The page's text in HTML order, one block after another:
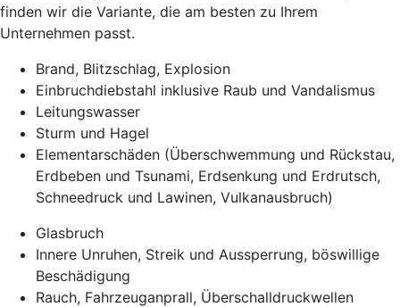
finden wir die Variante, die am besten zu Ihrem
Unternehmen passt.
Brand, Blitzschlag, Explosion
Einbruchdiebstahl inklusive Raub und Vandalismus
Leitungswasser
Sturm und Hagel
Elementarschäden (Überschwemmung und Rückstau,
Erdbeben und Tsunami, Erdsenkung und Erdrutsch,
Schneedruck und Lawinen, Vulkanausbruch)
Glasbruch
Innere Unruhen, Streik und Aussperrung, böswillige
Beschädigung
Rauch, Fahrzeuganprall, Überschalldruckwellen